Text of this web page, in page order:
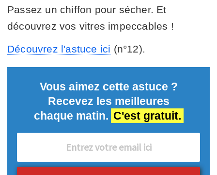
Passez un chiffon pour sécher. Et
découvrez vos vitres impeccables !
Découvrez l'astuce ici (n°12).
Vous aimez cette astuce ?
Recevez les meilleures
chaque matin. C'est gratuit.